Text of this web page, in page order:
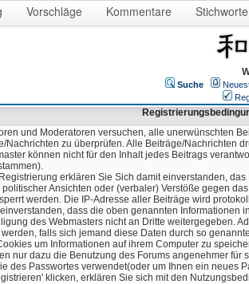
Vorschläge Kommentare Stichworte
Suche
und Moderatoren versuchen, alle unerwünschten
Nachrichten zu überprüfen. Alle Beiträge/Nachrichten
können nicht für den Inhalt jedes Beitrags
erklären Sie Sich damit einverstanden,
Ansichten oder (verbaler) Verstöße gegen
werden. Die IP-Adresse aller Beiträge wird
dass die oben genannten Informationen
des Webmasters nicht an Dritte weitergegeben.
falls sich jemand diese Daten durch so
um Informationen auf ihrem Computer zu
nur dazu die Benutzung des Forums angenehmer
des Passwortes verwendet(oder um Ihnen ein neues
klicken, erklären Sie sich mit den